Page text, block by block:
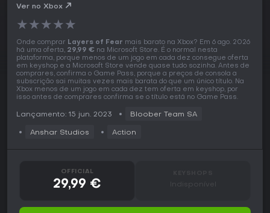
Ver no Xbox
★★★★★
Onde comprar Layers of Fear mais barato na Xbox? Em 6 ago. 2026
há uma oferta, 29,99 € na Microsoft Store. É o normal nesta
plataforma, porque menos de um jogo em cada dez consegue oferta
em keyshop e a Microsoft Store vende quase tudo sozinha. Antes de
comprares, confirma o Game Pass, porque a preços de consola a
subscrição sai muitas vezes mais barata do que um único título. Na
Xbox menos de um jogo em cada dez tem oferta em keyshop, por
isso antes de comprares confirma se o título está no Game Pass.
Lançamento: 15 jun. 2023 Bloober Team SA
Anshar Studios Action
OFFICIAL
29,99 € Indisponível